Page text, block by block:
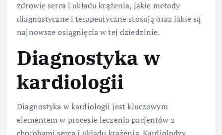
zdrowie serca i układu krążenia, jakie metody
diagnostyczne i terapeutyczne stosują oraz jakie są
najnowsze osiągnięcia w tej dziedzinie.
Diagnostyka w
kardiologii
Diagnostyka w kardiologii jest kluczowym
elementem w procesie leczenia pacjentów z